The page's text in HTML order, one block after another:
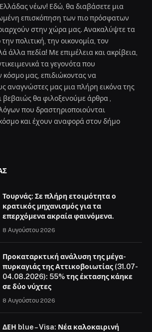
νέων! Εδώ, θα διαβάσετε μια
επισκόπηση των πιο πρόσφατων
στην χώρα μας. Ανακαλύψτε τα
πολιτική, την οικονομία, τον
άλλα πεδία! Με επιμέλεια και ακρίβεια,
τα γεγονότα που
μας, επιδιώκοντας να
αναγνώστες μας μια πλήρη εικόνα της
βεβαιώς θα φιλοξενούμε άρθρα ,
που δραστηριοποιούνται
και έχουν αναφορά στον δήμο
Τουρνάς: Σε πλήρη ετοιμότητα ο
κρατικός μηχανισμός για τα
επερχόμενα ακραία φαινόμενα.
8 Αυγούστου 2026
Προκαταρκτική ανάλυση της μέγα-
πυρκαγιάς της Αττικοβοιωτίας (31.07-
04.08.2026): 55% της έκτασης κάηκε
σε δύο νύχτες
8 Αυγούστου 2026
ΔΕΗ blue – Visa: Νέα καλοκαιρινή